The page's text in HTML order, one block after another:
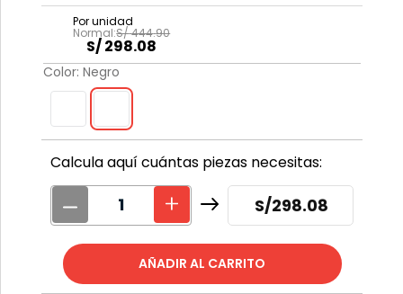
S/444.90
S/298.08
Color: Negro
Calcula aquí cuántas piezas necesitas:
S/298.08